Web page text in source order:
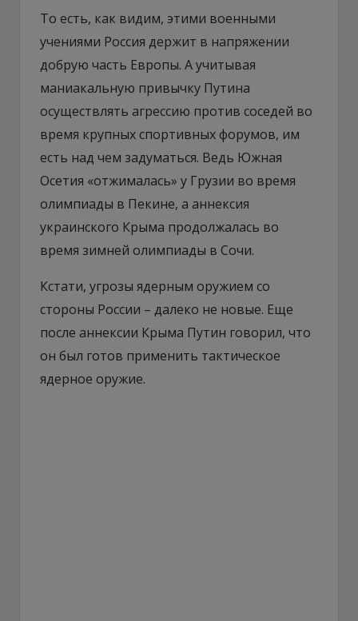
То есть, как видим, этими военными
учениями Россия держит в напряжении
добрую часть Европы. А учитывая
маниакальную привычку Путина
осуществлять агрессию против соседей во
время крупных спортивных форумов, им
есть над чем задуматься. Ведь Южная
Осетия «отжималась» у Грузии во время
олимпиады в Пекине, а аннексия
украинского Крыма продолжалась во
время зимней олимпиады в Сочи.
Кстати, угрозы ядерным оружием со
стороны России – далеко не новые. Еще
после аннексии Крыма Путин говорил, что
он был готов применить тактическое
ядерное оружие.